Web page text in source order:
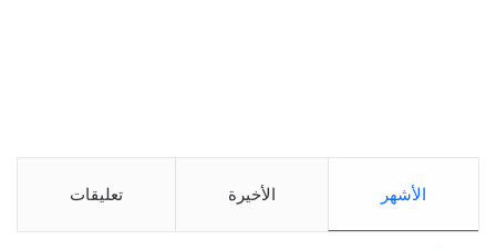
الأشهر الأخيرة تعليقات